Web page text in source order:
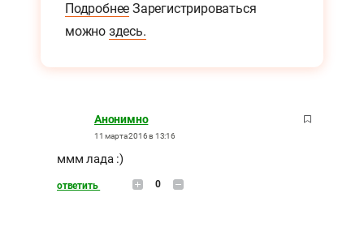
Подробнее Зарегистрироваться
можно здесь.
Анонимно
11 марта 2016 в 13:16
ммм лада :)
ответить 0